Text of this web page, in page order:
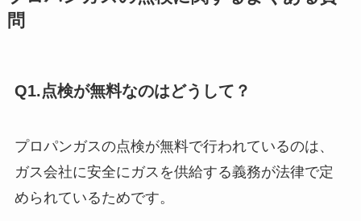
問
Q1.点検が無料なのはどうして？
プロパンガスの点検が無料で行われているのは、
ガス会社に安全にガスを供給する義務が法律で定
められているためです。